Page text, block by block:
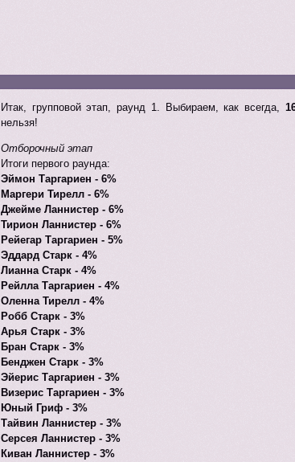
Итак, групповой этап, раунд 1. Выбираем, как всегда,
нельзя!
Отборочный этап
Итоги первого раунда:
Эймон Таргариен - 6%
Маргери Тирелл - 6%
Джейме Ланнистер - 6%
Тирион Ланнистер - 6%
Рейегар Таргариен - 5%
Эддард Старк - 4%
Лианна Старк - 4%
Рейлла Таргариен - 4%
Оленна Тирелл - 4%
Робб Старк - 3%
Арья Старк - 3%
Бран Старк - 3%
Бенджен Старк - 3%
Эйерис Таргариен - 3%
Визерис Таргариен - 3%
Юный Гриф - 3%
Тайвин Ланнистер - 3%
Серсея Ланнистер - 3%
Киван Ланнистер - 3%